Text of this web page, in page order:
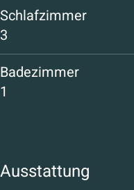
Schlafzimmer
3
Badezimmer
1
Ausstattung